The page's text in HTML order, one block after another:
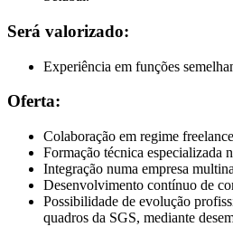
Será valorizado:
Experiência em funções
Oferta:
Colaboração em regime
Formação técnica especializada
Integração numa empresa
Desenvolvimento contínuo de
Possibilidade de evolução
quadros da SGS, mediante